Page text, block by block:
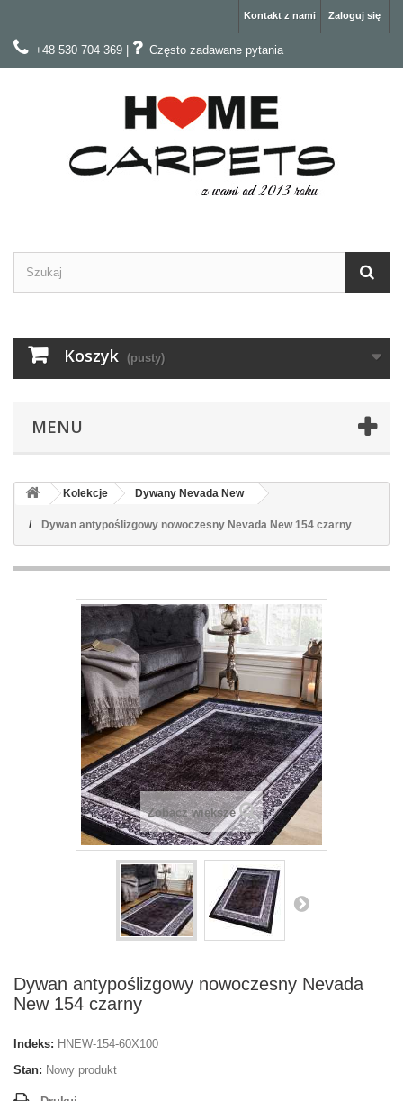
Zaloguj się
Kontakt z nami
+48 530 704 369 Często zadawane pytania
Koszyk (pusty)
MENU
Kolekcje Dywany Nevada New
Dywan antypoślizgowy nowoczesny Nevada New 154 czarny
Zobacz większe
Dywan antypoślizgowy nowoczesny Nevada
New 154 czarny
Indeks: HNEW-154-60X100
Stan: Nowy produkt